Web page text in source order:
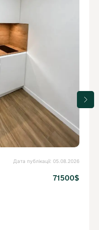
Дата публікації: 05.08.2026
71500$